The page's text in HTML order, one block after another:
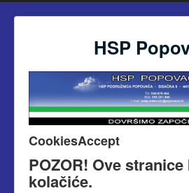
HSP
CookiesAccept
POZOR! Ove
kolačiće.